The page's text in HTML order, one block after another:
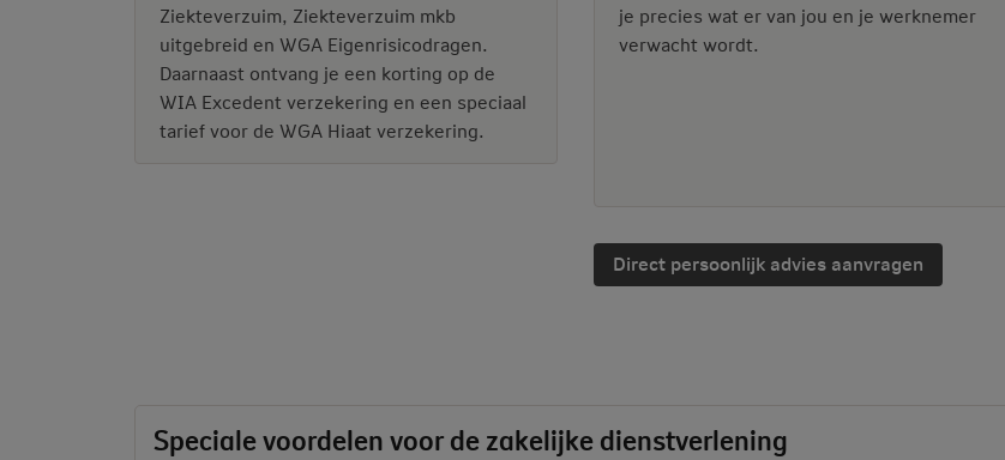
Ziekteverzuim, Ziekteverzuim mkb
uitgebreid en WGA Eigenrisicodragen.
Daarnaast ontvang je een korting op de
WIA Excedent verzekering en een speciaal
tarief voor de WGA Hiaat verzekering.
je precies wat er van jou en je werknemer
verwacht wordt.
Direct persoonlijk advies aanvragen
Speciale voordelen voor de zakelijke dienstverlening